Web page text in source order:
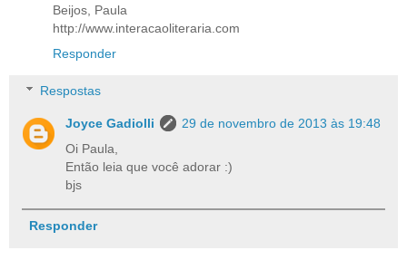
Beijos, Paula
http://www.interacaoliteraria.com
Responder
Respostas
Joyce Gadiolli
29 de novembro de 2013 às 19:48
Oi Paula,
Então leia que você adorar :)
bjs
Responder